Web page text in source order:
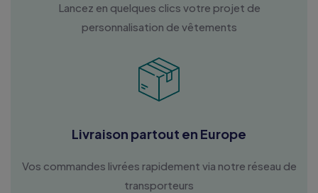
Lancez en quelques clics votre projet de
personnalisation de vêtements
Livraison partout en Europe
Vos commandes livrées rapidement via notre réseau de
transporteurs